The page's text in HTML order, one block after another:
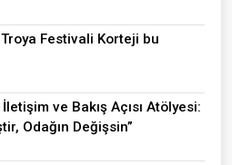
Festivali Korteji bu
ve Bakış Açısı Atölyesi:
Odağın Değişsin”